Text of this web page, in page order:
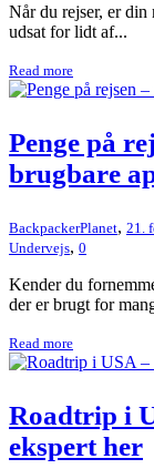
Når du rejser, er
udsat for lidt af...
Read more
Penge på
brugbare
BackpackerPlanet, 21.
Undervejs, 0
Kender du
der er brugt for
Read more
Roadtrip i
ekspert her